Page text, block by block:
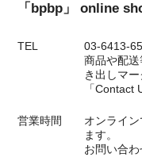
「bpbp」 online
TEL
03-6413-
商品や配
き出しマ
「Contact
営業時間
オンライ
ます。
お問い合